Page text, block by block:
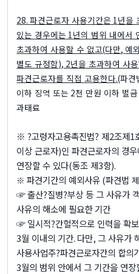
28.파견근로자 사용기간은 1 년을
있는 경우에는 1 년의 범위 내에서
초과하여 사용할 수 없고(다만, 예
별도 규정함), 2년을 초과하여 사
파견근로자를 직접 고용한다.(파견
이하 징역 또는 2천 만원 이하 벌금
과태료
※ ?고령자고용촉진법? 제2조제1
이상 근로자)인 파견근로자의 경
연장할 수 있다(동조 제3항).
※파견기간의 예외사유(파견법
☞출산?질병?부상 등 그 사유가
사유의 해소에 필요한 기간
☞일시적?간헐적으로 인력을 확
3월 이내의 기간. 다만, 그 사유가
사용사업주?파견근로자간의 합의
3월의 범위 안에서 그 기간을 연